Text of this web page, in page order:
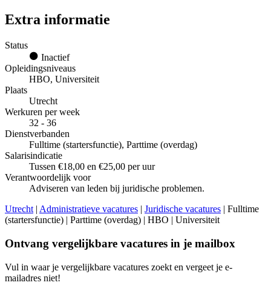
Extra informatie
Status
Inactief
Opleidingsniveaus
HBO, Universiteit
Plaats
Utrecht
Werkuren per week
32 - 36
Dienstverbanden
Fulltime (startersfunctie), Parttime (overdag)
Salarisindicatie
Tussen €18,00 en €25,00 per uur
Verantwoordelijk voor
Adviseren van leden bij juridische problemen.
Utrecht | Administratieve vacatures | Juridische vacatures | Fulltime
(startersfunctie) | Parttime (overdag) | HBO | Universiteit
Ontvang vergelijkbare vacatures in je mailbox
Vul in waar je vergelijkbare vacatures zoekt en vergeet je e-
mailadres niet!